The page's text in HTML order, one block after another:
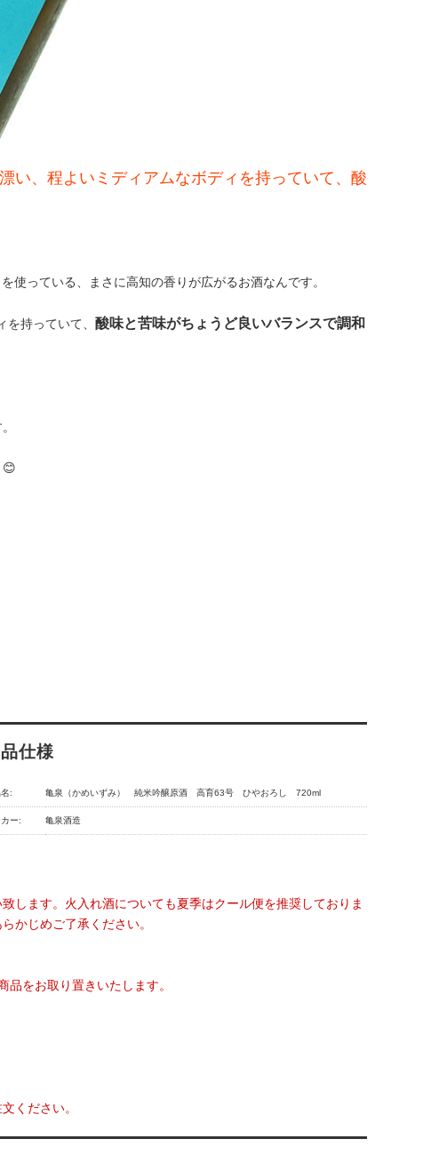
い、程よいミディアムなボディを持っていて、酸
使っている、まさに高知の香りが広がるお酒なんです。
持っていて、 酸味と苦味がちょうど良いバランスで調和
😊
仕様
: 亀泉（かめいずみ） 純米吟醸原酒 高育63号 ひやおろし 720ml
カー: 亀泉酒造
します。火入れ酒についても夏季はクール便を推奨しておりま
かじめご了承ください。
をお取り置きいたします。
ください。